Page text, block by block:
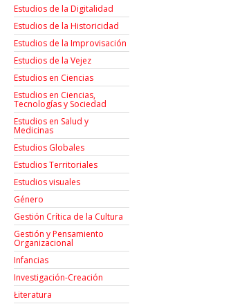
Estudios de la Digitalidad
Estudios de la Historicidad
Estudios de la Improvisación
Estudios de la Vejez
Estudios en Ciencias
Estudios en Ciencias,
Tecnologías y Sociedad
Estudios en Salud y
Medicinas
Estudios Globales
Estudios Territoriales
Estudios visuales
Género
Gestión Crítica de la Cultura
Gestión y Pensamiento
Organizacional
Infancias
Investigación-Creación
Łiteratura